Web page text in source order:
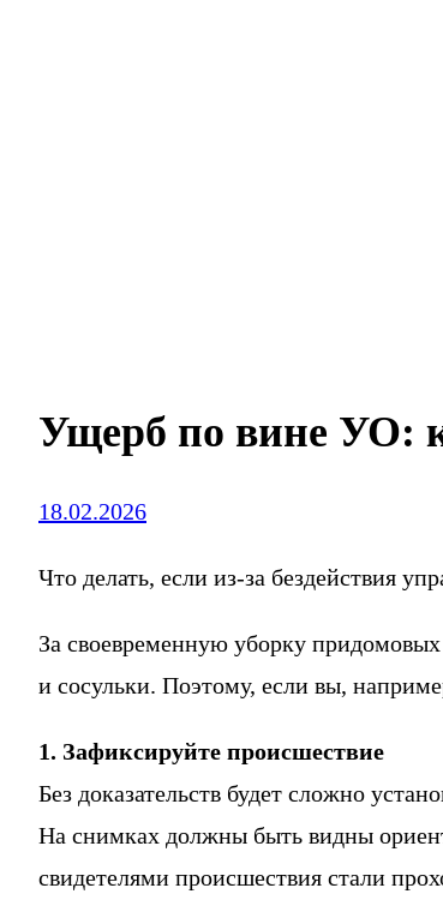
Ущерб по вине УО:
18.02.2026
Что делать, если из-за бездействия
За своевременную уборку
и сосульки. Поэтому, если вы,
1. Зафиксируйте происшествие
Без доказательств будет сложно
На снимках должны быть видны
свидетелями происшествия стали